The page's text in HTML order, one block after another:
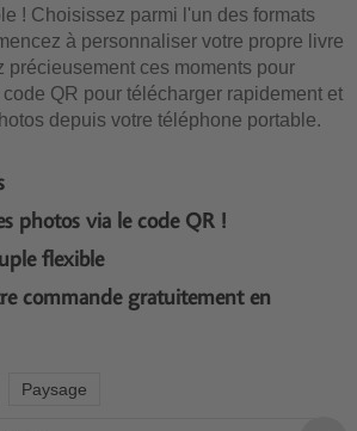
! Choisissez parmi l'un des formats
à personnaliser votre propre livre
précieusement ces moments pour
QR pour télécharger rapidement et
depuis votre téléphone portable.
photos via le code QR !
flexible
commande gratuitement en
Paysage